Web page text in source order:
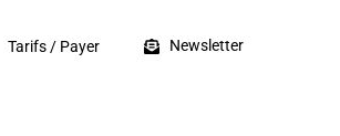
Tarifs / Payer Newsletter